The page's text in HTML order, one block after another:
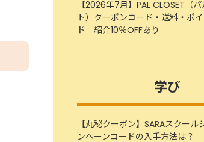
【2026年7月】PAL CLOSET（
ト）クーポンコード・送料・ポ
ド｜紹介10％OFFあり
学び
【丸秘クーポン】SARAスクール
ンペーンコードの入手方法は？